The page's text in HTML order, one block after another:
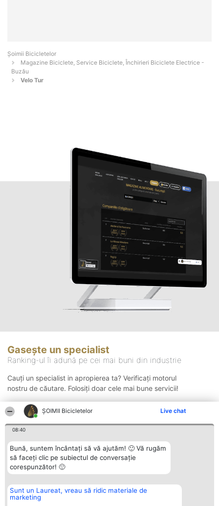
ȘOIMII Bicicletelor Live chat
08:40
Bună, suntem încântați să vă ajutăm! 🙂 Vă rugăm
să faceți clic pe subiectul de conversație
corespunzător! 🙂
Sunt un Laureat, vreau să ridic materiale de
marketing
Șoimii Bicicletelor
Magazine Biciclete, Service Biciclete, Închirieri Biciclete Electrice -
Buzău
Velo Tur
Gasește un specialist
Ranking-ul îi adună pe cei mai buni din industrie
Cauți un specialist in apropierea ta? Verificați motorul
nostru de căutare. Folosiți doar cele mai bune servicii!
Organizator Ranking
BRIGHT SOLUTIONS BR SRL
Plebiscyt Contact